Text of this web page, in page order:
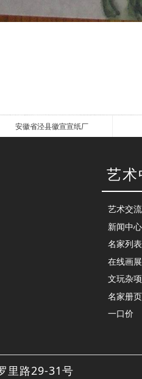
艺术
艺术交流
新闻中心
名家列表
在线画展
文玩杂项
名家册页
一口价
里路29-31号
安徽省泾县徽宣宣纸厂